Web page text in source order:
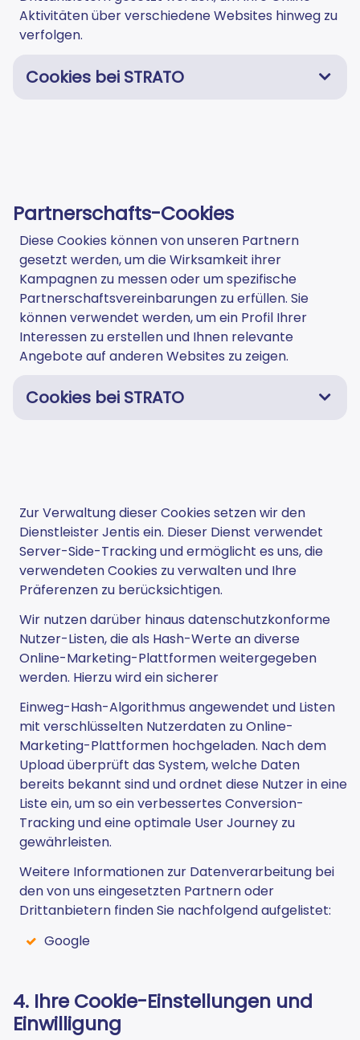
Aktivitäten über verschiedene Websites hinweg zu
verfolgen.
Cookies bei STRATO
Partnerschafts-Cookies
Diese Cookies können von unseren Partnern
gesetzt werden, um die Wirksamkeit ihrer
Kampagnen zu messen oder um spezifische
Partnerschaftsvereinbarungen zu erfüllen. Sie
können verwendet werden, um ein Profil Ihrer
Interessen zu erstellen und Ihnen relevante
Angebote auf anderen Websites zu zeigen.
Cookies bei STRATO
Zur Verwaltung dieser Cookies setzen wir den
Dienstleister Jentis ein. Dieser Dienst verwendet
Server-Side-Tracking und ermöglicht es uns, die
verwendeten Cookies zu verwalten und Ihre
Präferenzen zu berücksichtigen.
Wir nutzen darüber hinaus datenschutzkonforme
Nutzer-Listen, die als Hash-Werte an diverse
Online-Marketing-Plattformen weitergegeben
werden. Hierzu wird ein sicherer
Einweg-Hash-Algorithmus angewendet und Listen
mit verschlüsselten Nutzerdaten zu Online-
Marketing-Plattformen hochgeladen. Nach dem
Upload überprüft das System, welche Daten
bereits bekannt sind und ordnet diese Nutzer in eine
Liste ein, um so ein verbessertes Conversion-
Tracking und eine optimale User Journey zu
gewährleisten.
Weitere Informationen zur Datenverarbeitung bei
den von uns eingesetzten Partnern oder
Drittanbietern finden Sie nachfolgend aufgelistet:
Google
4. Ihre Cookie-Einstellungen und
Einwilligung